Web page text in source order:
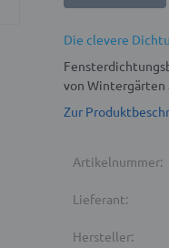
Die clevere
von Wintergärten
Zur
Artikelnummer:
Lieferant:
Hersteller: